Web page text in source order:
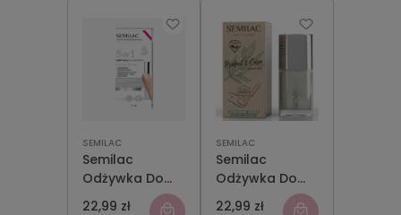
SEMILAC
Semilac
Odżywka Do
Paznokci
22,99 zł
SEMILAC
Semilac
Odżywka Do
Paznokci
22,99 zł